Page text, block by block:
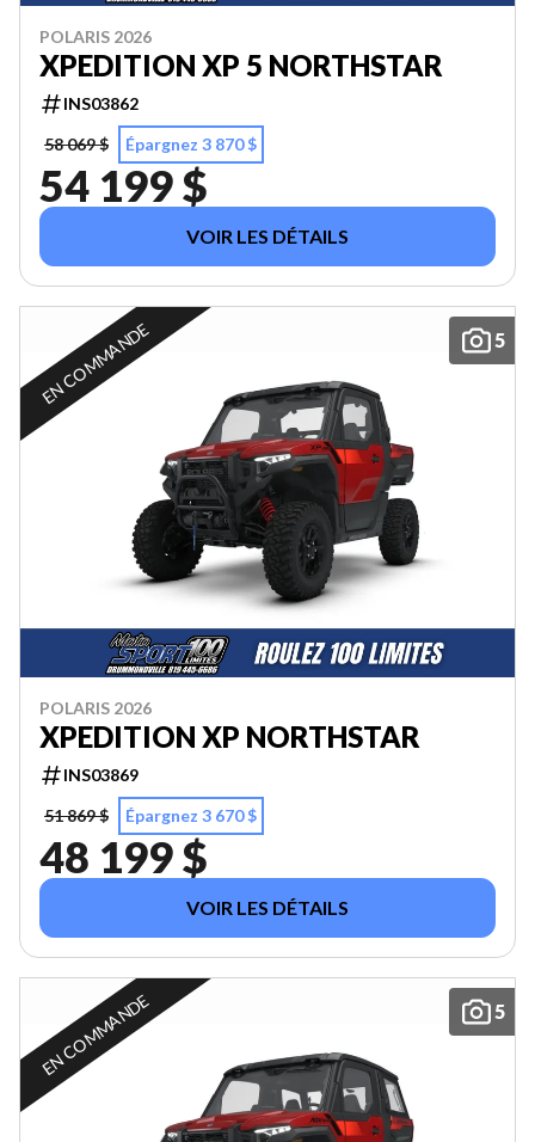
POLARIS 2026
XPEDITION XP 5 NORTHSTAR
INS03862
58 069 $
Épargnez 3 870 $
54 199 $
VOIR LES DÉTAILS
5
EN COMMANDE
POLARIS 2026
XPEDITION XP NORTHSTAR
INS03869
51 869 $
Épargnez 3 670 $
48 199 $
VOIR LES DÉTAILS
5
EN COMMANDE